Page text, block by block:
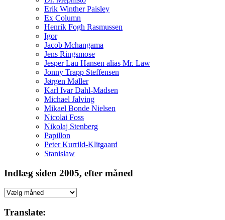
Erik Winther Paisley
Ex Column
Henrik Fogh Rasmussen
Igor
Jacob Mchangama
Jens Ringsmose
Jesper Lau Hansen alias Mr. Law
Jonny Trapp Steffensen
Jørgen Møller
Karl Ivar Dahl-Madsen
Michael Jalving
Mikael Bonde Nielsen
Nicolai Foss
Nikolaj Stenberg
Papillon
Peter Kurrild-Klitgaard
Stanislaw
Indlæg siden 2005, efter måned
Indlæg
2005,
Translate: